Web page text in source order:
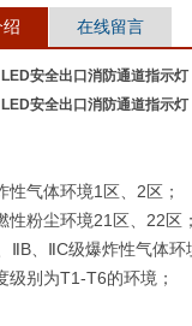
在线留言
安全出口消防通道指示灯
安全出口消防通道指示灯
性气体环境1区、2区；
性粉尘环境21区、22区
ⅡB、ⅡC级爆炸性气体环
级别为T1-T6的环境；